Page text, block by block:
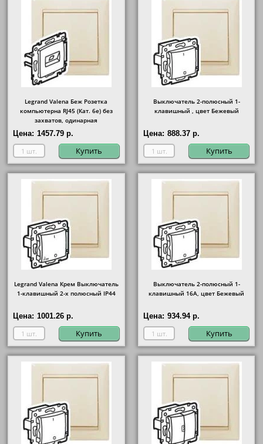
Legrand Valena Беж Розетка
компьютерна RJ45 (Кат. 6e) без
захватов, одинарная
Цена: 1457.79 р.
Купить
Выключатель 2-полюсный 1-
клавишный , цвет Бежевый
Цена: 888.37 р.
Купить
Legrand Valena Крем Выключатель
1-клавишный 2-х полюсный IP44
Цена: 1001.26 р.
Купить
Выключатель 2-полюсный 1-
клавишный 16А, цвет Бежевый
Цена: 934.94 р.
Купить